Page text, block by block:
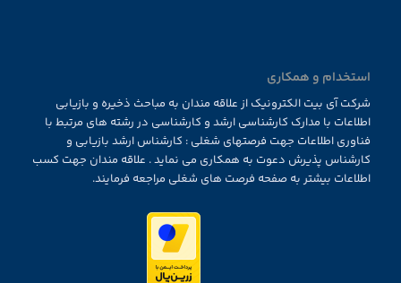
استخدام و همکاری
شرکت آی بیت الکترونیک از علاقه مندان به مباحث ذخیره و بازیابی
اطلاعات با مدارک کارشناسی ارشد و کارشناسی در رشته های مرتبط با
فناوری اطلاعات جهت فرصتهای شغلی : کارشناس ارشد بازیابی و
کارشناس پذیرش دعوت به همکاری می نماید . علاقه مندان جهت کسب
اطلاعات بیشتر به صفحه فرصت های شغلی مراجعه فرمایند.